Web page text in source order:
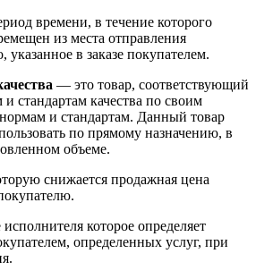
времени, в течение которого
из места отправления
указанное в заказе покупателем.
— это товар, соответствующий
стандартам качества по своим
и стандартам. Данный товар
по прямому назначению, в
объеме.
снижается продажная цена
которое определяет
определенных услуг, при